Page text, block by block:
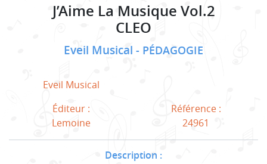
J’Aime La Musique Vol.2
CLEO
Eveil Musical PÉDAGOGIE
Eveil Musical
Éditeur :
Lemoine
Référence :
24961
Description :